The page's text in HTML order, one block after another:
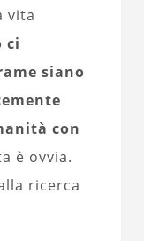
vita
ci
siano
con
è ovvia.
ricerca